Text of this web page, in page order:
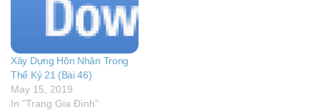
Xây Dựng Hôn Nhân Trong
Thế Kỷ 21 (Bài 46)
May 15, 2019
In "Trang Gia Đình"